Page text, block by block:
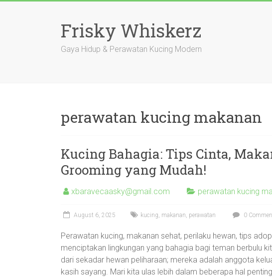
Frisky Whiskerz
Gaya Hidup & Perawatan Kucing Modern
perawatan kucing makanan
Kucing Bahagia: Tips Cinta,
Grooming yang Mudah!
xbaravecaasky@gmail.com perawatan kucing
August 6, 2025 kucing, makanan, perawatan 0
Perawatan kucing, makanan sehat, perilaku hewan, tips
menciptakan lingkungan yang bahagia bagi teman berbulu
dari sekadar hewan peliharaan; mereka adalah anggota
kasih sayang. Mari kita ulas lebih dalam beberapa hal